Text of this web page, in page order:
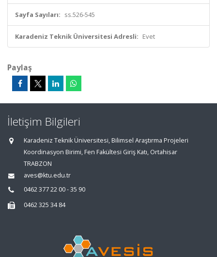
Sayfa Sayıları: ss.526-545
Karadeniz Teknik Üniversitesi Adresli: Evet
Paylaş
İletişim Bilgileri
Karadeniz Teknik Üniversitesi, Bilimsel Araştırma Projeleri
Koordinasyon Birimi, Fen Fakültesi Giriş Katı, Ortahisar
TRABZON
aves@ktu.edu.tr
0462 377 22 00 - 35 90
0462 325 34 84